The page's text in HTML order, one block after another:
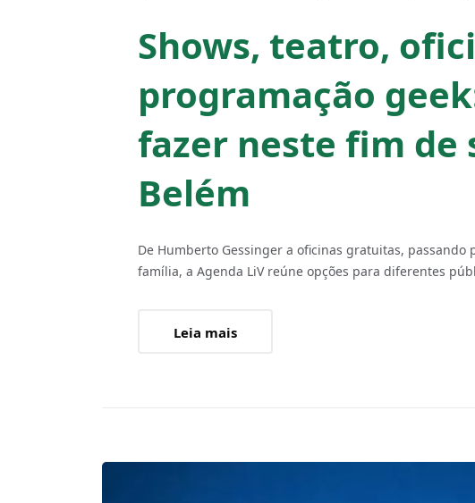
Shows, teatro,
programação
fazer neste fim de
Belém
De Humberto Gessinger a oficinas gratuitas, passando
família, a Agenda LiV reúne opções para diferentes
Leia mais